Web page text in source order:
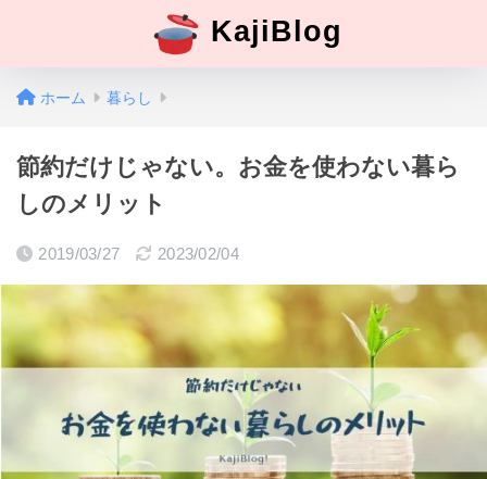
KajiBlog
ホーム 暮らし
節約だけじゃない。お金を使わない暮ら
しのメリット
2019/03/27 2023/02/04